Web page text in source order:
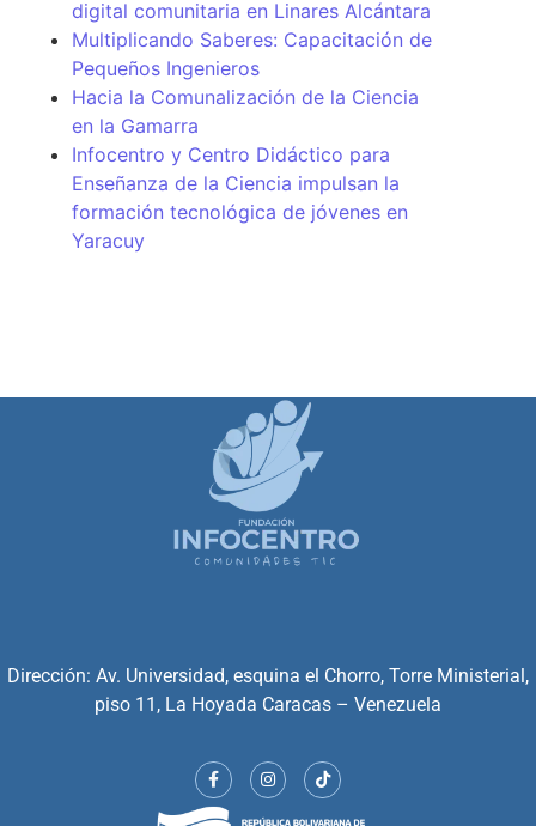
digital comunitaria en Linares Alcántara
Multiplicando Saberes: Capacitación de
Pequeños Ingenieros
Hacia la Comunalización de la Ciencia
en la Gamarra
Infocentro y Centro Didáctico para
Enseñanza de la Ciencia impulsan la
formación tecnológica de jóvenes en
Yaracuy
Dirección: Av. Universidad, esquina el Chorro, Torre Ministerial,
piso 11, La Hoyada Caracas – Venezuela